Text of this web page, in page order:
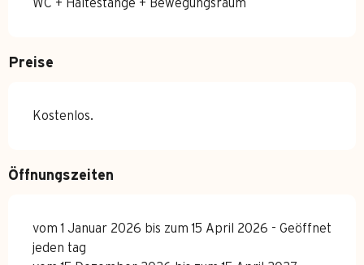
WC + Haltestange + Bewegungsraum
Preise
Kostenlos.
Öffnungszeiten
vom 1 Januar 2026 bis zum 15 April 2026 - Geöffnet
jeden tag